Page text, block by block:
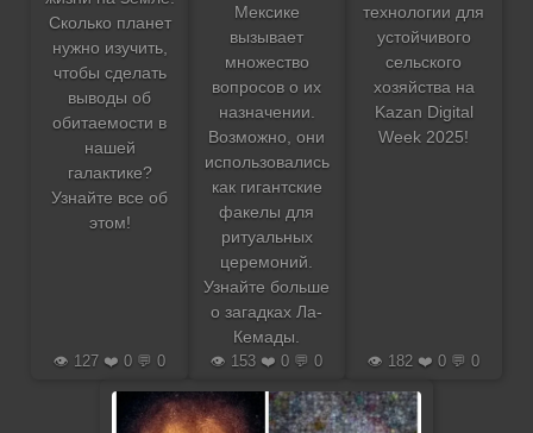
Сколько планет
нужно изучить,
чтобы сделать
выводы об
обитаемости в
нашей
галактике?
Узнайте все об
этом!
👁️ 127 ❤️ 0 💬 0
Мексике
вызывает
множество
вопросов о их
назначении.
Возможно, они
использовались
как гигантские
факелы для
ритуальных
церемоний.
Узнайте больше
о загадках Ла-
Кемады.
👁️ 153 ❤️ 0 💬 0
технологии для
устойчивого
сельского
хозяйства на
Kazan Digital
Week 2025!
👁️ 182 ❤️ 0 💬 0